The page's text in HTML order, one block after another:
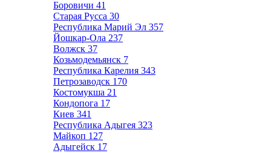
Боровичи 41
Старая Русса 30
Республика Марий Эл 357
Йошкар-Ола 237
Волжск 37
Козьмодемьянск 7
Республика Карелия 343
Петрозаводск 170
Костомукша 21
Кондопога 17
Киев 341
Республика Адыгея 323
Майкоп 127
Адыгейск 17